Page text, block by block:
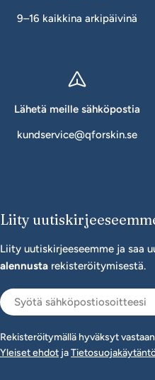
9–16 kaikkina arkipäivinä
Lähetä meille sähköpostia
kundservice@qforskin.se
Liity
Liity uutiskirjeeseemme ja saa
alennusta rekisteröitymisestä.
Sähköposti
Rekisteröitymällä hyväksyt
Yleiset ehdot ja